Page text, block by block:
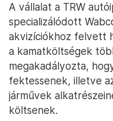
A vállalat a TRW
specializálódott
akvizíciókhoz felvett
a kamatköltségek
megakadályozta,
fektessenek, illetve
járművek
költsenek.